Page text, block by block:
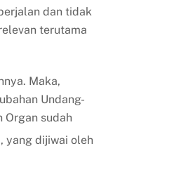
dan tidak
terutama
Maka,
Undang-
Organ sudah
yang dijiwai oleh